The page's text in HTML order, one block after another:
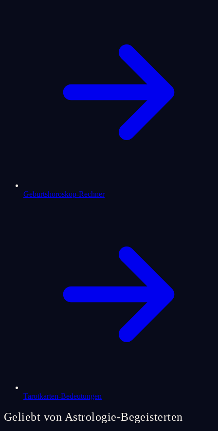
Geburtshoroskop-Rechner
Tarotkarten-Bedeutungen
Geliebt von Astrologie-Begeisterten